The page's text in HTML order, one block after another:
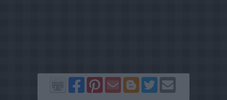
Del
på
Facebook
Del
på
Pinterest
Send
via
GMail
Del
på
Blogger
Del
på
Twitter
Send